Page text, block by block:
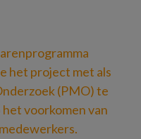
het project met als
(PMO) te
voorkomen van